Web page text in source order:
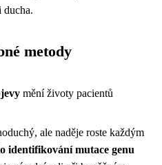
ducha.
metody
mění životy pacientů
ale naděje roste každým
identifikování mutace genu